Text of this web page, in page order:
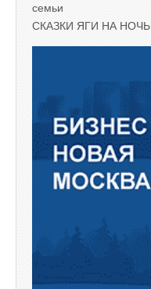
семьи
СКАЗКИ ЯГИ НА НОЧЬ